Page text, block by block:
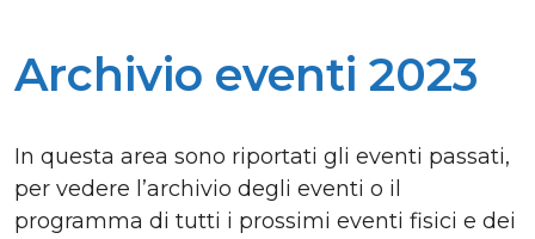
Archivio eventi 2023
In questa area sono riportati gli eventi passati,
per vedere l’archivio degli eventi o il
programma di tutti i prossimi eventi fisici e dei